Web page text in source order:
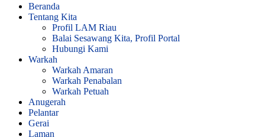
Beranda
Tentang Kita
Profil LAM Riau
Balai Sesawang Kita, Profil Portal
Hubungi Kami
Warkah
Warkah Amaran
Warkah Penabalan
Warkah Petuah
Anugerah
Pelantar
Gerai
Laman